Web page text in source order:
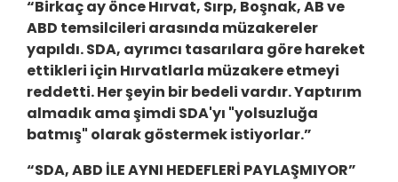
“Birkaç ay önce Hırvat, Sırp, Boşnak, AB ve
ABD temsilcileri arasında müzakereler
yapıldı. SDA, ayrımcı tasarılara göre hareket
ettikleri için Hırvatlarla müzakere etmeyi
reddetti. Her şeyin bir bedeli vardır. Yaptırım
almadık ama şimdi SDA'yı "yolsuzluğa
batmış" olarak göstermek istiyorlar.”
“SDA, ABD İLE AYNI HEDEFLERİ PAYLAŞMIYOR”